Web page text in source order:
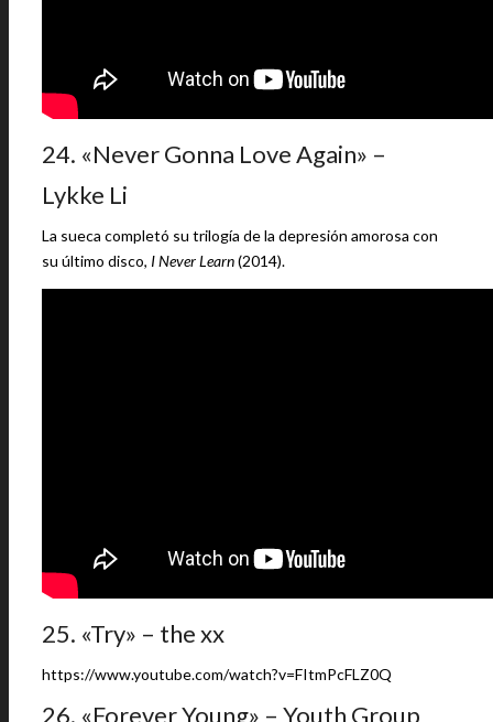
24. «Never Gonna Love Again» –
Lykke Li
La sueca completó su trilogía de la depresión amorosa con
su último disco, I Never Learn(2014).
25. «Try» – the xx
https://www.youtube.com/watch?v=FItmPcFLZ0Q
26. «Forever Young» – Youth Group